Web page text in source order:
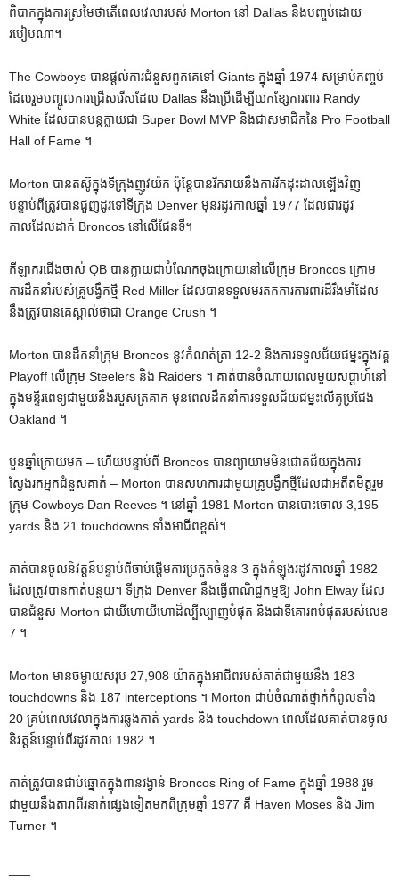
ពិបាកក្នុងការស្រមៃថាតើពេលវេលារបស់ Morton នៅ Dallas នឹងបញ្ចប់ដោយ
របៀបណា។
The Cowboys បានផ្តល់ការជំនួសពួកគេទៅ Giants ក្នុងឆ្នាំ 1974 សម្រាប់កញ្ចប់
ដែលរួមបញ្ចូលការជ្រើសរើសដែល Dallas នឹងប្រើដើម្បីយកខ្សែការពារ Randy
White ដែលបានបន្តក្លាយជា Super Bowl MVP និងជាសមាជិកនៃ Pro Football
Hall of Fame ។
Morton បានតស៊ូក្នុងទីក្រុងញូវយ៉ក ប៉ុន្តែបានរីករាយនឹងការរីកដុះដាលឡើងវិញ
បន្ទាប់ពីត្រូវបានជួញដូរទៅទីក្រុង Denver មុនរដូវកាលឆ្នាំ 1977 ដែលជារដូវ
កាលដែលដាក់ Broncos នៅលើផែនទី។
កីឡាករជើងចាស់ QB បានក្លាយជាបំណែកចុងក្រោយនៅលើក្រុម Broncos ក្រោម
ការដឹកនាំរបស់គ្រូបង្វឹកថ្មី Red Miller ដែលបានទទួលមរតកការការពារដ៏រឹងមាំដែល
នឹងត្រូវបានគេស្គាល់ថាជា Orange Crush ។
Morton បានដឹកនាំក្រុម Broncos នូវកំណត់ត្រា 12-2 និងការទទួលជ័យជម្នះក្នុងវគ្គ
Playoff លើក្រុម Steelers និង Raiders ។ គាត់បានចំណាយពេលមួយសប្តាហ៍នៅ
ក្នុងមន្ទីរពេទ្យជាមួយនឹងរបួសត្រគាក មុនពេលដឹកនាំការទទួលជ័យជម្នះលើគូប្រជែង
Oakland ។
បួនឆ្នាំក្រោយមក – ហើយបន្ទាប់ពី Broncos បានព្យាយាមមិនជោគជ័យក្នុងការ
ស្វែងរកអ្នកជំនួសគាត់ – Morton បានសហការជាមួយគ្រូបង្វឹកថ្មីដែលជាអតីតមិត្តរួម
ក្រុម Cowboys Dan Reeves ។ នៅឆ្នាំ 1981 Morton បានបោះចោល 3,195
yards និង 21 touchdowns ទាំងអាជីពខ្ពស់។
គាត់បានចូលនិវត្តន៍បន្ទាប់ពីចាប់ផ្តើមការប្រកួតចំនួន 3 ក្នុងកំឡុងរដូវកាលឆ្នាំ 1982
ដែលត្រូវបានកាត់បន្ថយ។ ទីក្រុង Denver នឹងធ្វើពាណិជ្ជកម្មឱ្យ John Elway ដែល
បានជំនួស Morton ជាយីហោយីហោដ៏ល្បីល្បាញបំផុត និងជាទីគោរពបំផុតរបស់លេខ
7 ។
Morton មានចម្ងាយសរុប 27,908 យ៉ាតក្នុងអាជីពរបស់គាត់ជាមួយនឹង 183
touchdowns និង 187 interceptions ។ Morton ជាប់ចំណាត់ថ្នាក់កំពូលទាំង
20 គ្រប់ពេលវេលាក្នុងការឆ្លងកាត់ yards និង touchdown ពេលដែលគាត់បានចូល
និវត្តន៍បន្ទាប់ពីរដូវកាល 1982 ។
គាត់ត្រូវបានជាប់ឆ្នោតក្នុងពានរង្វាន់ Broncos Ring of Fame ក្នុងឆ្នាំ 1988 រួម
ជាមួយនឹងតារាពីរនាក់ផ្សេងទៀតមកពីក្រុមឆ្នាំ 1977 គឺ Haven Moses និង Jim
Turner ។